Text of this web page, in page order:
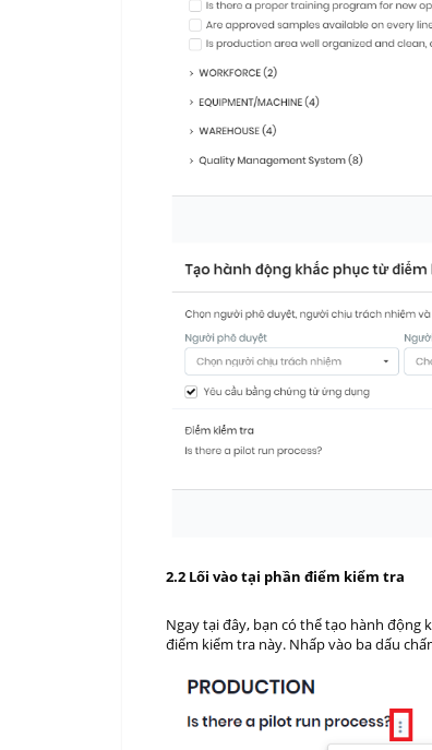
2.2 Lối vào tại phần điểm kiểm tra
Ngay tại đây, bạn có thể tạo hành động
điểm kiểm tra này. Nhấp vào ba dấu